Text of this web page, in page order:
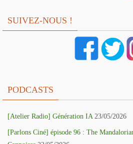
SUIVEZ-NOUS !
PODCASTS
[Atelier Radio] Génération IA 23/05/2026
[Parlons Ciné] épisode 96 : The